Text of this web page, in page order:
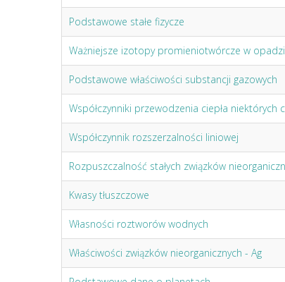
Podstawowe stałe fizycze
Ważniejsze izotopy promieniotwórcze w
Podstawowe właściwości substancji gazowych
Współczynniki przewodzenia ciepła niektórych
Współczynnik rozszerzalności liniowej
Rozpuszczalność stałych związków
Kwasy tłuszczowe
Własności roztworów wodnych
Właściwości związków nieorganicznych - Ag